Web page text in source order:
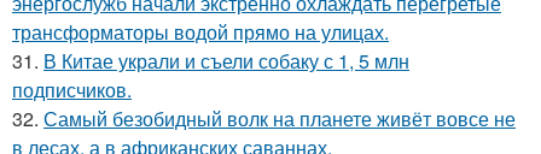
трансформаторы водой прямо на улицах.
31. В Китае украли и съели собаку с 1, 5 млн
подписчиков.
32. Самый безобидный волк на планете живёт вовсе не
в лесах, а в африканских саваннах.